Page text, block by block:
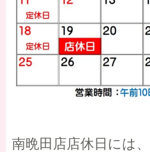
南晩田店店休日には